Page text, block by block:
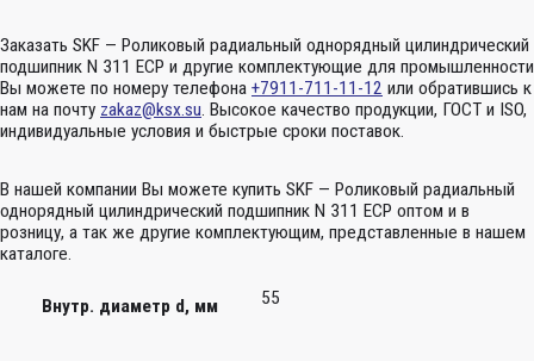
Заказать SKF — Роликовый радиальный однорядный цилиндрический
подшипник N 311 ECP и другие комплектующие для промышленности
Вы можете по номеру телефона +7911-711-11-12 или обратившись к
нам на почту zakaz@ksx.su. Высокое качество продукции, ГОСТ и ISO,
индивидуальные условия и быстрые сроки поставок.
В нашей компании Вы можете купить SKF — Роликовый радиальный
однорядный цилиндрический подшипник N 311 ECP оптом и в
розницу, а так же другие комплектующим, представленные в нашем
каталоге.
Внутр. диаметр d, мм 55